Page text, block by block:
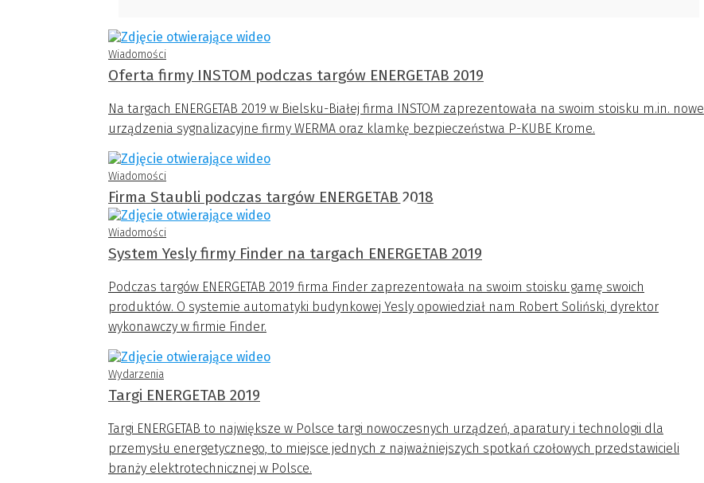
Wiadomości
Oferta firmy INSTOM podczas targów ENERGETAB 2019
Na targach ENERGETAB 2019 w Bielsku-Białej firma INSTOM zaprezentowała na swoim stoisku m.in. nowe
urządzenia sygnalizacyjne firmy WERMA oraz klamkę bezpieczeństwa P-KUBE Krome.
Wiadomości
Firma Staubli podczas targów ENERGETAB 2018
Wiadomości
System Yesly firmy Finder na targach ENERGETAB 2019
Podczas targów ENERGETAB 2019 firma Finder zaprezentowała na swoim stoisku gamę swoich
produktów. O systemie automatyki budynkowej Yesly opowiedział nam Robert Soliński, dyrektor
wykonawczy w firmie Finder.
Wydarzenia
Targi ENERGETAB 2019
Targi ENERGETAB to największe w Polsce targi nowoczesnych urządzeń, aparatury i technologii dla
przemysłu energetycznego, to miejsce jednych z najważniejszych spotkań czołowych przedstawicieli
branży elektrotechnicznej w Polsce.